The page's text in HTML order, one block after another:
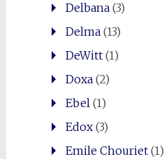
Delbana(3)
Delma(13)
DeWitt(1)
Doxa(2)
Ebel(1)
Edox(3)
Emile Chouriet(1)